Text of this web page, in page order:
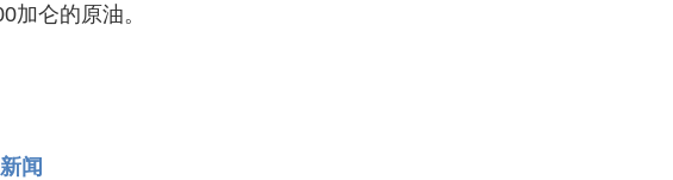
加仑的原油。
闻